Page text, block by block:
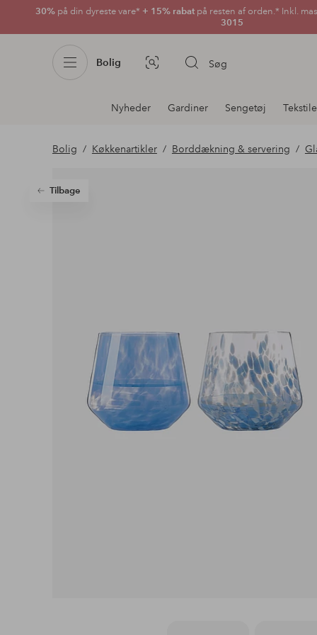
30% på din dyreste vare* + 15% rabatpå resten af orden.* Inkl.
3015
Bolig Billedsøgning Søg
Afdelningsnavigation
Nyheder Gardiner Sengetøj
Bolig Køkkenartikler Borddækning & servering
Tilbage